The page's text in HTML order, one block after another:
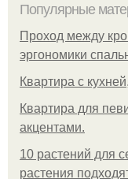
Популярные
Проход между
эргономики
Квартира с
Квартира для
акцентами.
10 растений для
растения